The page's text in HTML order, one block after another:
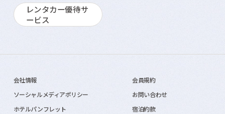
レンタカー優待サ
ービス
会社情報
会員規約
ソーシャルメディアポリシー
お問い合わせ
ホテルパンフレット
宿泊約款